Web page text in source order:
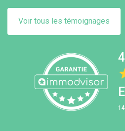
Voir tous les témoignages